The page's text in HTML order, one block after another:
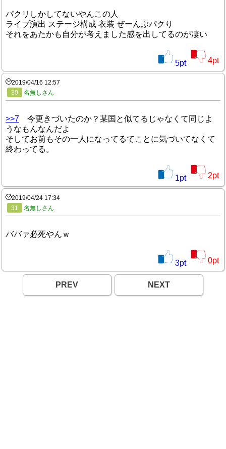
パクリしかしてないやんこの人
ライブ演出 ステージ構成 衣装 ぜーんぶパクり
それをあたかも自分が考えました感を出してるのが凄い
5pt 4pt
2019/04/16 12:57
30
名無しさん
>>7 今更きづいたのか？某国と似てるじゃなくて同じよ
うなもんなんだよ
そしてお前もその一人になってるてことに気づいてなくて
終わってる。
1pt 2pt
2019/04/24 17:34
31
名無しさん
ババァ必死やんｗ
3pt 0pt
PREV NEXT